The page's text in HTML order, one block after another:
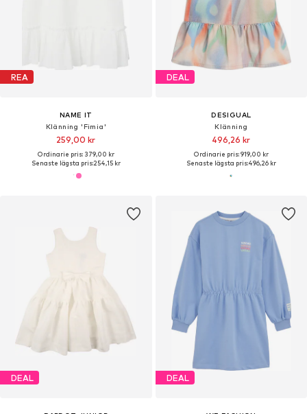
REA
NAME IT
Klänning 'Fimia'
259,00 kr
Ordinarie pris: 379,00 kr
Senaste lägsta pris:254,15 kr
DEAL
DESIGUAL
Klänning
496,26 kr
Ordinarie pris: 919,00 kr
Senaste lägsta pris:496,26 kr
DEAL DEAL